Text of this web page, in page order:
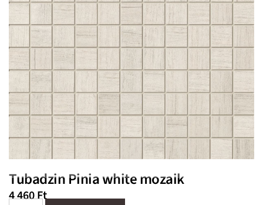
Tubadzin Pinia white mozaik
4 460Ft